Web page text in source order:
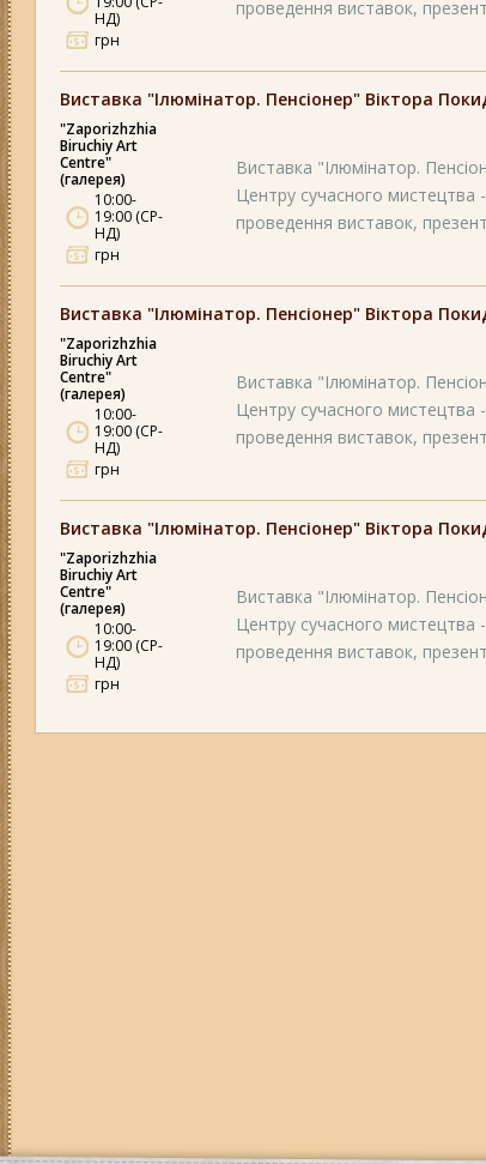
НД)
грн
проведення виставок,
Виставка "Ілюмінатор. Пенсіонер" Віктора
"Zaporizhzhia
Biruchiy Art
Centre"
(галерея)
10:00-
19:00 (СР-
НД)
грн
Виставка "Ілюмінатор.
Центру сучасного мистецтва
проведення виставок,
Виставка "Ілюмінатор. Пенсіонер" Віктора
"Zaporizhzhia
Biruchiy Art
Centre"
(галерея)
10:00-
19:00 (СР-
НД)
грн
Виставка "Ілюмінатор.
Центру сучасного мистецтва
проведення виставок,
Виставка "Ілюмінатор. Пенсіонер" Віктора
"Zaporizhzhia
Biruchiy Art
Centre"
(галерея)
10:00-
19:00 (СР-
НД)
грн
Виставка "Ілюмінатор.
Центру сучасного мистецтва
проведення виставок,